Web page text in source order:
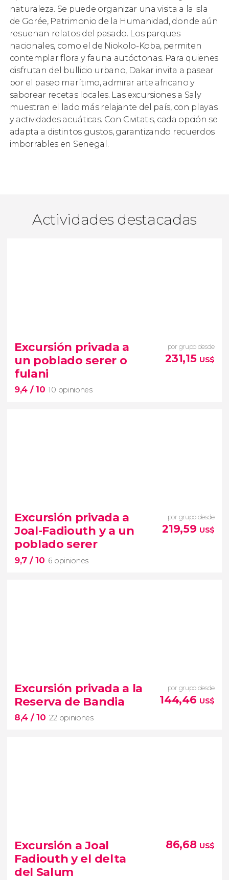
naturaleza. Se puede organizar una visita a la isla
de Gorée, Patrimonio de la Humanidad, donde aún
resuenan relatos del pasado. Los parques
nacionales, como el de Niokolo-Koba, permiten
contemplar flora y fauna autóctonas. Para quienes
disfrutan del bullicio urbano, Dakar invita a pasear
por el paseo marítimo, admirar arte africano y
saborear recetas locales. Las excursiones a Saly
muestran el lado más relajante del país, con playas
y actividades acuáticas. Con Civitatis, cada opción se
adapta a distintos gustos, garantizando recuerdos
imborrables en Senegal.
Actividades destacadas
Excursión privada a
un poblado serer o
fulani
9,4 / 10 10 opiniones
por grupo desde
231,15 US$
10 opiniones
excursión a un pueblo serer o fulani
Excursión privada a
Joal-Fadiouth y a un
poblado serer
9,7 / 10 6 opiniones
por grupo desde
219,59 US$
6 opiniones
una localidad de
la Petite-Côte
Excursión privada a la
Reserva de Bandia
8,4 / 10 22 opiniones
por grupo desde
144,46 US$
22 opiniones
Reserva Natural de Bandia
Excursión a Joal
Fadiouth y el delta
del Salum
86,68 US$